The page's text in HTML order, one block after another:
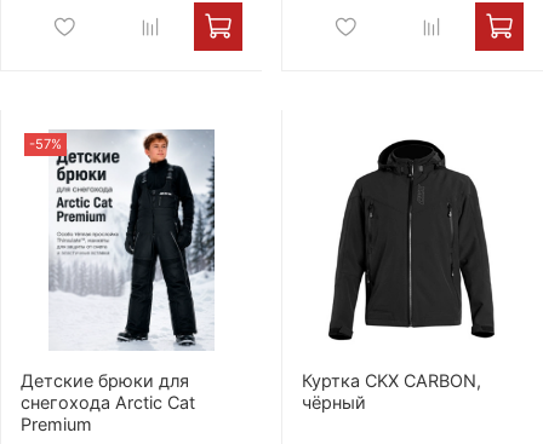
-57%
Детские брюки для
снегохода Arctic Cat
Premium
Куртка CKX CARBON,
чёрный